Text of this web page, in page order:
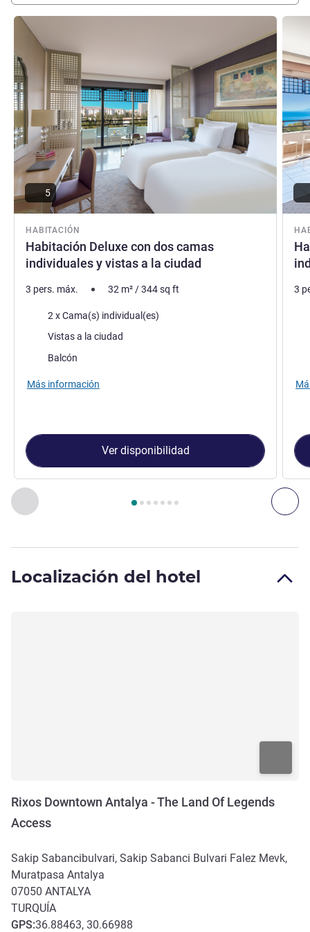
Anterior - Habitación
Página , Habitación 1 : Habitación Deluxe con dos
HABITACIÓN
Habitación Deluxe con dos camas
individuales y vistas a la ciudad
Más información
5
3 pers. máx. 32 m²/344sq ft
Ropa de cama
2 x Cama(s) individual(es)
Views :Vistas a la ciudad
Assets :Balcón
Más información
Ver disponibilidad
Más
3
Localización del hotel
Rixos Downtown Antalya - The Land Of Legends
Access
Sakip Sabancibulvari, Sakip Sabanci Bulvari Falez Mevk,
Muratpasa Antalya
07050 ANTALYA
TURQUÍA
GPS:36.88463, 30.66988